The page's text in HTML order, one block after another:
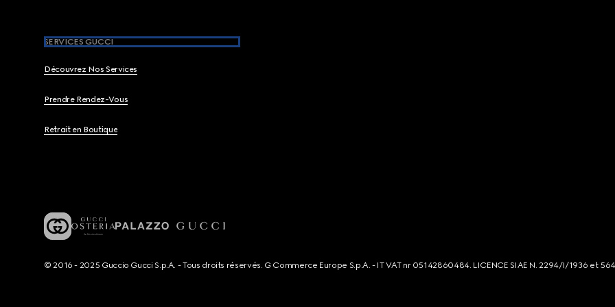
SERVICES GUCCI
Découvrez Nos Services
Prendre Rendez-Vous
Retrait en Boutique
© 2016 - 2025 Guccio Gucci S.p.A. - Tous droits réservés. G Commerce Europe S.p.A. - IT VAT nr 05142860484. LICENCE SIAE N. 2294/I/1936 et